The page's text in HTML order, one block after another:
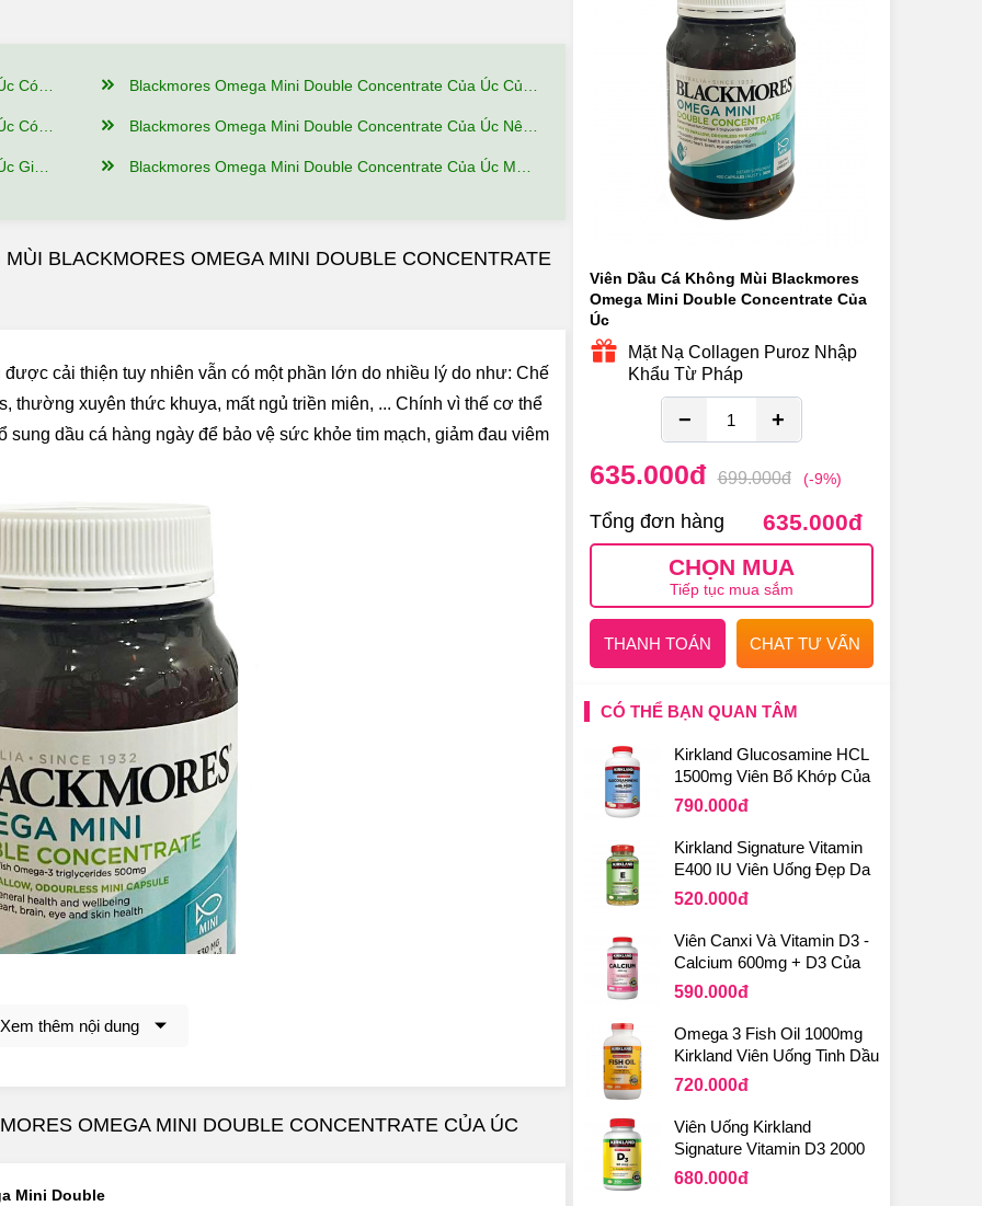
Bật Gì? Blackmores Omega Mini Double Concentrate Của Úc Của Úc Có Nguồn Gốc Xuất Xứ Từ Đâu, Thành Phần Như Thế Nào?
Dụng? Blackmores Omega Mini Double Concentrate Của Úc Nên Dùng Như Thế Nào Để Hiệu Quả?
Bảo? Blackmores Omega Mini Double Concentrate Của Úc Mua hàng tại Giảm Cân An Toàn Có Ưu Đãi Gì?
BLACKMORES OMEGA MINI DOUBLE CONCENTRATE
cải thiện tuy nhiên vẫn có một phần lớn do nhiều lý do như: Chế
thường xuyên thức khuya, mất ngủ triền miên, ... Chính vì thế cơ thể
dầu cá hàng ngày để bảo vệ sức khỏe tim mạch, giảm đau viêm
Fish Oil giúp tăng cường hệ miễn dịch
Xem thêm nội dung
OMEGA MINI DOUBLE CONCENTRATE CỦA ÚC
Mini Double
Viên Dầu Cá Không Mùi Blackmores
Omega Mini Double Concentrate Của
Úc
Mặt Nạ Collagen Puroz Nhập
Khẩu Từ Pháp
+
−
635.000đ 699.000đ (-9%)
Tổng đơn hàng 635.000đ
CHỌN MUA
Tiếp tục mua sắm
THANH TOÁN CHAT TƯ VẤN
CÓ THỂ BẠN QUAN TÂM
Kirkland Glucosamine HCL
1500mg Viên Bổ Khớp Của
Mỹ
790.000đ
Kirkland Signature Vitamin
E400 IU Viên Uống Đẹp Da
Từ Mỹ
520.000đ
Viên Canxi Và Vitamin D3 -
Calcium 600mg + D3 Của
Kirkland Mỹ
590.000đ
Omega 3 Fish Oil 1000mg
Kirkland Viên Uống Tinh Dầu
Cá Của Mỹ
720.000đ
Viên Uống Kirkland
Signature Vitamin D3 2000
IU Cao Cấp Của Mỹ
680.000đ